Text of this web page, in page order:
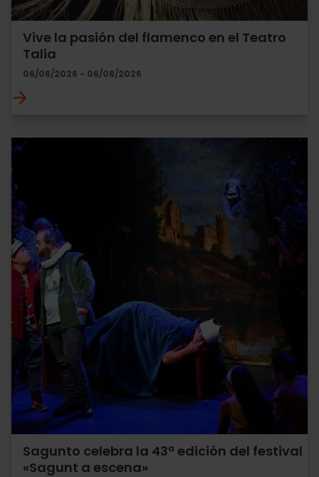
Vive la pasión del flamenco en el Teatro
Talia
06/08/2026 - 06/08/2026
Sagunto celebra la 43ª edición del festival
«Sagunt a escena»